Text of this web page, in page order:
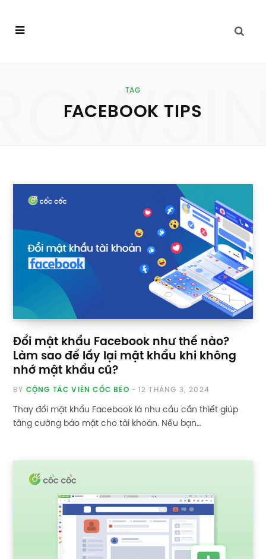
TAG
FACEBOOK TIPS
Đổi mật khẩu Facebook như thế nào?
Làm sao để lấy lại mật khẩu khi không
nhớ mật khẩu cũ?
BY CỘNG TÁC VIÊN CỐC BÉO 12 THÁNG 3, 2024
Thay đổi mật khẩu Facebook là nhu cầu cần thiết giúp
tăng cường bảo mật cho tài khoản. Nếu bạn…